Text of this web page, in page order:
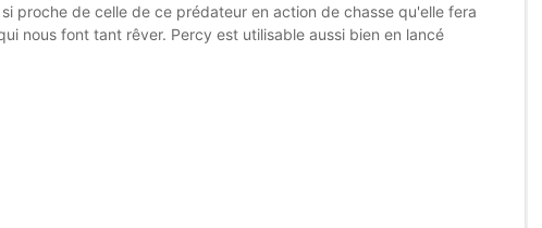
proche de celle de ce prédateur en action de chasse qu'elle fera
nous font tant rêver. Percy est utilisable aussi bien en lancé